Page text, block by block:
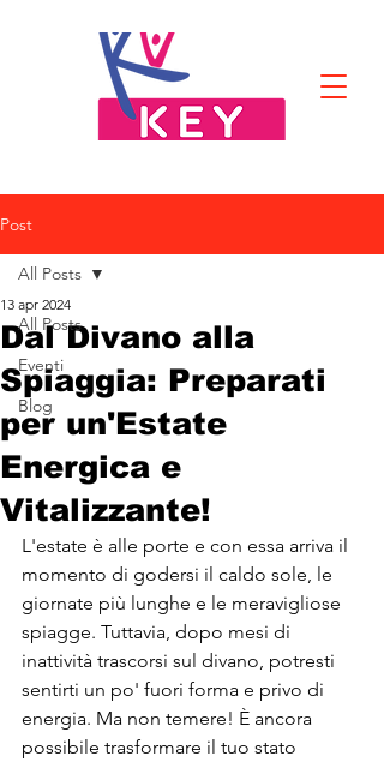
Post
All Posts
Eventi
Blog
All Posts
Dal Divano alla
Spiaggia: Preparati
per un'Estate
Energica e
Vitalizzante!
13 apr 2024
L'estate è alle porte e con essa arriva il
momento di godersi il caldo sole, le
giornate più lunghe e le meravigliose
spiagge. Tuttavia, dopo mesi di
inattività trascorsi sul divano, potresti
sentirti un po' fuori forma e privo di
energia. Ma non temere! È ancora
possibile trasformare il tuo stato